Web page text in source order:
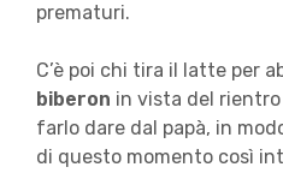
prematuri.
C’è poi chi tira il latte per
biberon in vista del
farlo dare dal papà, in
di questo momento così